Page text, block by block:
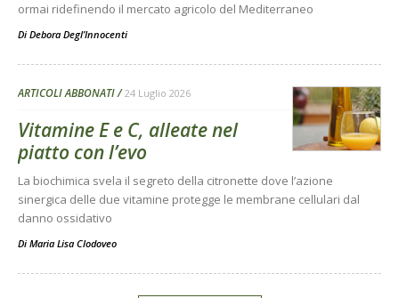
ormai ridefinendo il mercato agricolo del Mediterraneo
Di Debora Degl’Innocenti
ARTICOLI ABBONATI 24 Luglio 2026
Vitamine E e C, alleate nel
piatto con l’evo
La biochimica svela il segreto della citronette dove l’azione
sinergica delle due vitamine protegge le membrane cellulari dal
danno ossidativo
Di Maria Lisa Clodoveo